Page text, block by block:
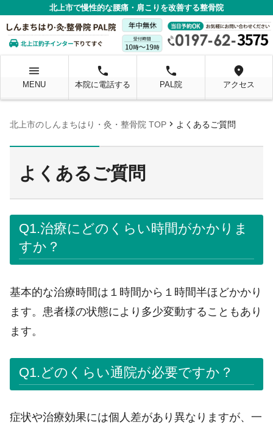
北上市で慢性的な腰痛・肩こりを改善する整骨院
menu
MENU
local_phone
本院に電話する
local_phone
PAL院
location_on
アクセス
北上市のしんまちはり・灸・整骨院 TOP chevron_right よくあるご質問
よくあるご質問
Q1.治療にどのくらい時間がかかりま
すか？
基本的な治療時間は１時間から１時間半ほどかかり
ます。患者様の状態により多少変動することもあり
ます。
Q1.どのくらい通院が必要ですか？
症状や治療効果には個人差があり異なりますが、一